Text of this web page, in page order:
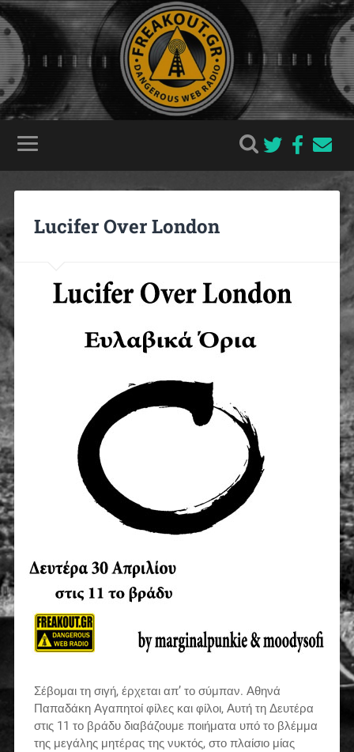
Lucifer Over London
Σέβομαι τη σιγή, έρχεται απ’ το σύμπαν. Αθηνά
Παπαδάκη Αγαπητοί φίλες και φίλοι, Αυτή τη Δευτέρα
στις 11 το βράδυ διαβάζουμε ποιήματα υπό το βλέμμα
της μεγάλης μητέρας της νυκτός, στο πλαίσιο μίας